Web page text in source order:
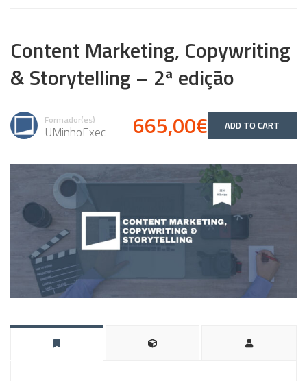
Content Marketing, Copywriting
& Storytelling – 2ª edição
Formador(es)
UMinhoExec 665,00€ ADD TO CART